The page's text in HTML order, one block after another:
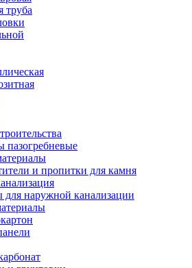
труба
пазогребневые
и пропитки для камня
для наружной канализации